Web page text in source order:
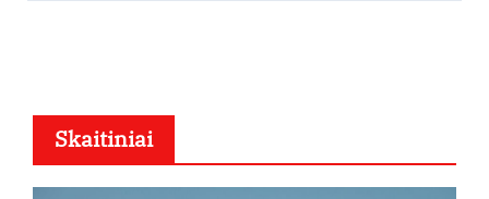
Skaitiniai